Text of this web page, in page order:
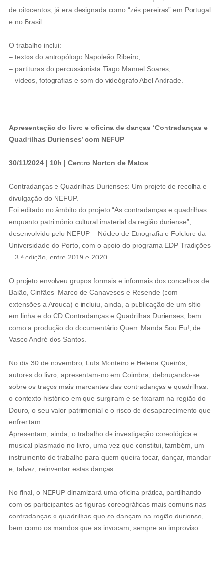
de oitocentos, já era designada como “zés pereiras” em Portugal
e no Brasil.
O trabalho inclui:
– textos do antropólogo Napoleão Ribeiro;
– partituras do percussionista Tiago Manuel Soares;
– vídeos, fotografias e som do videógrafo Abel Andrade.
Apresentação do livro e oficina de danças ‘Contradanças e
Quadrilhas Durienses’ com NEFUP
30/11/2024 | 10h | Centro Norton de Matos
Contradanças e Quadrilhas Durienses: Um projeto de recolha e
divulgação do NEFUP.
Foi editado no âmbito do projeto “As contradanças e quadrilhas
enquanto património cultural imaterial da região duriense”,
desenvolvido pelo NEFUP – Núcleo de Etnografia e Folclore da
Universidade do Porto, com o apoio do programa EDP Tradições
– 3.ª edição, entre 2019 e 2020.
️O projeto envolveu grupos formais e informais dos concelhos de
Baião, Cinfães, Marco de Canaveses e Resende (com
extensões a Arouca) e incluiu, ainda, a publicação de um sítio
em linha e do CD Contradanças e Quadrilhas Durienses, bem
como a produção do documentário Quem Manda Sou Eu!, de
Vasco André dos Santos.
No dia 30 de novembro, Luís Monteiro e Helena Queirós,
autores do livro, apresentam-no em Coimbra, debruçando-se
sobre os traços mais marcantes das contradanças e quadrilhas:
o contexto histórico em que surgiram e se fixaram na região do
Douro, o seu valor patrimonial e o risco de desaparecimento que
enfrentam.
Apresentam, ainda, o trabalho de investigação coreológica e
musical plasmado no livro, uma vez que constitui, também, um
instrumento de trabalho para quem queira tocar, dançar, mandar
e, talvez, reinventar estas danças…
No final, o NEFUP dinamizará uma oficina prática, partilhando
com os participantes as figuras coreográficas mais comuns nas
contradanças e quadrilhas que se dançam na região duriense,
bem como os mandos que as invocam, sempre ao improviso.